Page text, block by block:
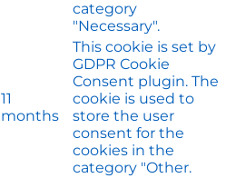
category
"Necessary".
11
months
This cookie is set by
GDPR Cookie
Consent plugin. The
cookie is used to
store the user
consent for the
cookies in the
category "Other.